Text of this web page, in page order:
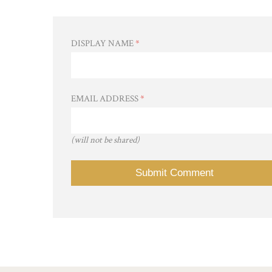
DISPLAY NAME*
EMAIL ADDRESS*
(will not be shared)